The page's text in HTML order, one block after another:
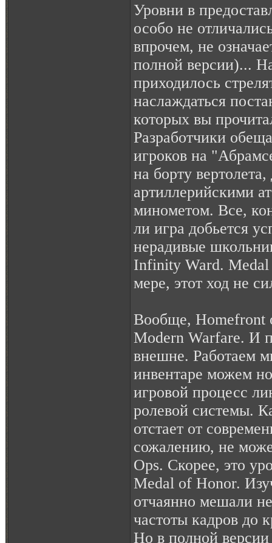
Уровни в
особо не
впрочем, не
полной версии)...
приходилось
наслаждаться
которых вы
Разработчики
игроков на
на борту
артиллерийскими
минометом. Все,
ли игра добьется
нерадивые
Infinity Ward.
мере, этот ход не
Вообще, Homefront
Modern Warfare. И
внешне. Работаем
инвентаре можем
игровой процесс
ролевой системы.
отстает от
сожалению, не
Ops. Скорее, это
Medal of Honor.
отчаянно мешали
частоты кадров до
Но в полной